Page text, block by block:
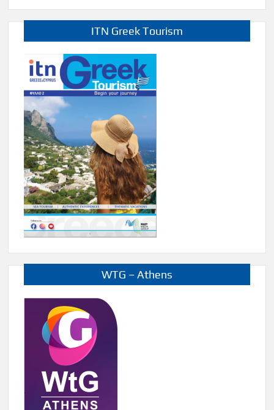
ITN Greek Tourism
WTG – Athens